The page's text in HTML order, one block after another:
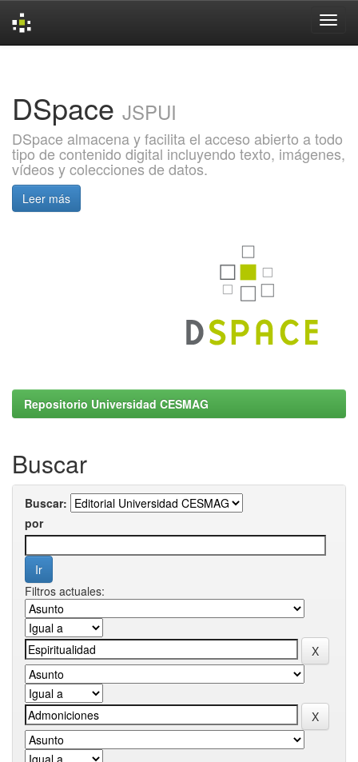
DSpace JSPUI
DSpace almacena y facilita el acceso abierto a todo
tipo de contenido digital incluyendo texto, imágenes,
vídeos y colecciones de datos.
Leer más
Repositorio Universidad CESMAG
Buscar
Buscar:
por
Filtros actuales: